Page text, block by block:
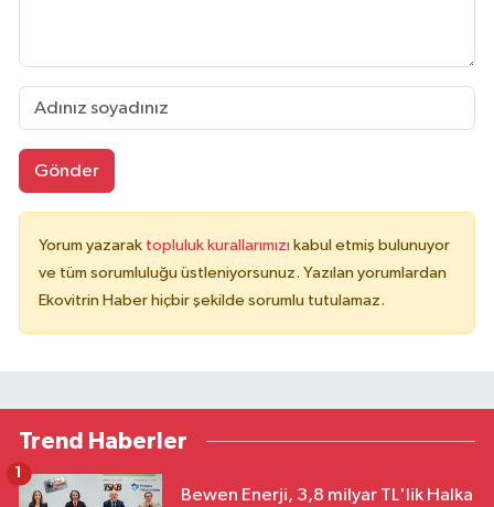
Gönder
Yorum yazarak topluluk kurallarımızı kabul etmiş bulunuyor
ve tüm sorumluluğu üstleniyorsunuz. Yazılan yorumlardan
Ekovitrin Haber hiçbir şekilde sorumlu tutulamaz.
Trend Haberler
Bewen Enerji, 3,8 milyar TL'lik Halka
1